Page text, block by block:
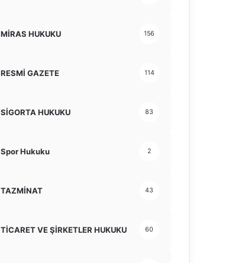
MİRAS HUKUKU 156
RESMİ GAZETE 114
SİGORTA HUKUKU 83
Spor Hukuku 2
TAZMİNAT 43
TİCARET VE ŞİRKETLER HUKUKU 60